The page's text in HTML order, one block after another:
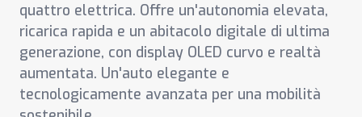
quattro elettrica. Offre un'autonomia elevata,
ricarica rapida e un abitacolo digitale di ultima
generazione, con display OLED curvo e realtà
aumentata. Un'auto elegante e
tecnologicamente avanzata per una mobilità